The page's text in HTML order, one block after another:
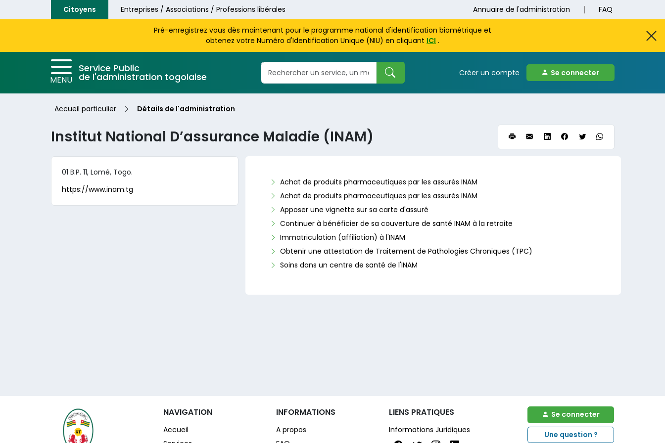
Aller au contenu principal
Citoyens Entreprises / Associations / Professions libérales Annuaire de l'administration FAQ
Pré-enregistrez vous dès maintenant pour le programme national d'identification biométrique et
obtenez votre Numéro d'Identification Unique (NIU) en cliquant ICI .
MENU
Service Public
de l'administration togolaise Créer un compte Se connecter
Accueil particulier Détails de l'administration
Institut National D’assurance Maladie (INAM)
01 B.P. 11, Lomé, Togo.
https://www.inam.tg
Achat de produits pharmaceutiques par les assurés INAM
Achat de produits pharmaceutiques par les assurés INAM
Apposer une vignette sur sa carte d'assuré
Continuer à bénéficier de sa couverture de santé INAM à la retraite
Immatriculation (affiliation) à l'INAM
Obtenir une attestation de Traitement de Pathologies Chroniques (TPC)
Soins dans un centre de santé de l'INAM
NAVIGATION
Accueil
INFORMATIONS
A propos
LIENS PRATIQUES
Informations Juridiques
Se connecter
Une question ?